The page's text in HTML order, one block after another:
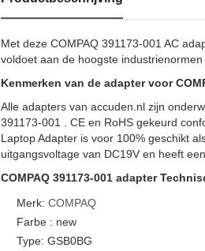
Met deze COMPAQ 391173-001 AC
voldoet aan de hoogste
Kenmerken van de adapter voor
Alle adapters van accuden.nl zijn
391173-001 . CE en RoHS gekeurd
Laptop Adapter is voor 100% geschikt
uitgangsvoltage van DC19V en heeft
COMPAQ 391173-001 adapter
Merk: COMPAQ
Farbe : new
Type: GSB0BG